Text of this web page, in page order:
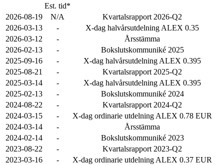
Est. tid*
2026-08-19
N/A
Kvartalsrapport 2026-Q2
2026-03-13
-
X-dag halvårsutdelning ALEX 0.35
2026-03-12
-
Årsstämma
2026-02-13
-
Bokslutskommuniké 2025
2025-09-16
-
X-dag halvårsutdelning ALEX 0.395
2025-08-21
-
Kvartalsrapport 2025-Q2
2025-03-14
-
X-dag halvårsutdelning ALEX 0.395
2025-02-13
-
Bokslutskommuniké 2024
2024-08-22
-
Kvartalsrapport 2024-Q2
2024-03-15
-
X-dag ordinarie utdelning ALEX 0.78 EUR
2024-03-14
-
Årsstämma
2024-02-14
-
Bokslutskommuniké 2023
2023-08-22
-
Kvartalsrapport 2023-Q2
2023-03-16
- X-dag ordinarie utdelning ALEX 0.37 EUR